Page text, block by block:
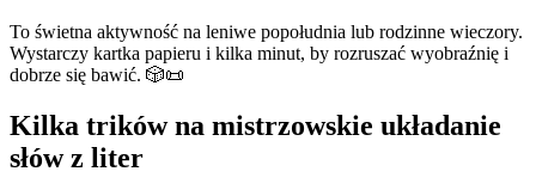
To świetna aktywność na leniwe popołudnia lub rodzinne wieczory.
Wystarczy kartka papieru i kilka minut, by rozruszać wyobraźnię i
dobrze się bawić. 🎲📜
Kilka trików na mistrzowskie układanie
słów z liter